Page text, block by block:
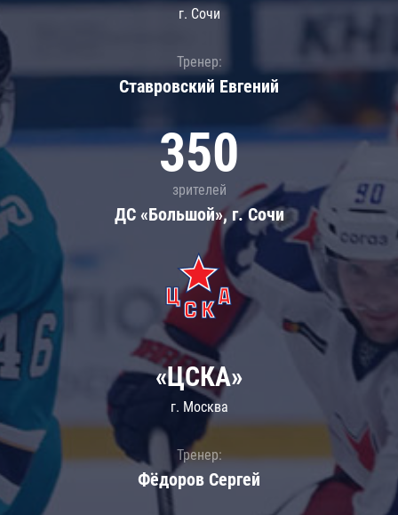
г. Сочи
Тренер:
Ставровский Евгений
350
зрителей
ДС «Большой», г. Сочи
«ЦСКА»
г. Москва
Тренер:
Фёдоров Сергей